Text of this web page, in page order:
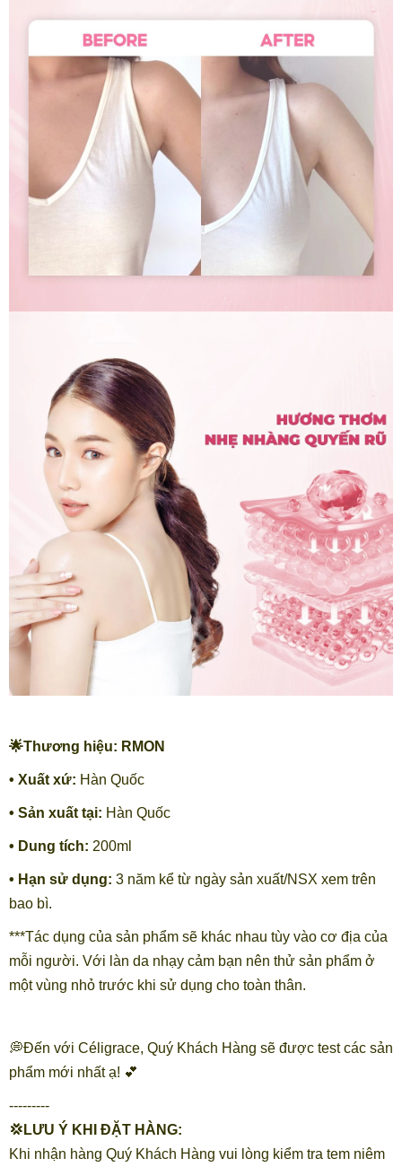
🌟Thương hiệu: RMON
• Xuất xứ: Hàn Quốc
• Sản xuất tại: Hàn Quốc
• Dung tích: 200ml
• Hạn sử dụng: 3 năm kể từ ngày sản xuất/NSX xem trên
bao bì.
***Tác dụng của sản phẩm sẽ khác nhau tùy vào cơ địa của
mỗi người. Với làn da nhạy cảm bạn nên thử sản phẩm ở
một vùng nhỏ trước khi sử dụng cho toàn thân.
💭Đến với Céligrace, Quý Khách Hàng sẽ được test các sản
phẩm mới nhất ạ! 💕
---------
💢LƯU Ý KHI ĐẶT HÀNG:
Khi nhận hàng Quý Khách Hàng vui lòng kiểm tra tem niêm